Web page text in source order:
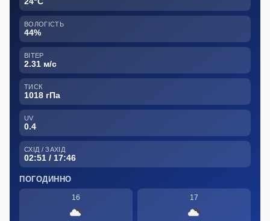
ВОЛОГІСТЬ
44%
ВІТЕР
2.31 м/с
ТИСК
1018 гПа
UV
0.4
СХІД / ЗАХІД
02:51 / 17:46
ПОГОДИННО
16 17